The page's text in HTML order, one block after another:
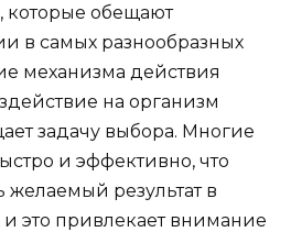
которые обещают
в самых разнообразных
механизма действия
на организм
задачу выбора. Многие
и эффективно, что
желаемый результат в
это привлекает внимание